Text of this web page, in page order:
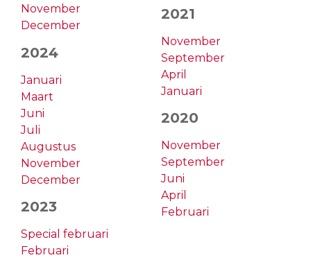
November
December
2024
Januari
Maart
Juni
Juli
Augustus
November
December
2023
Special februari
Februari
2021
November
September
April
Januari
2020
November
September
Juni
April
Februari